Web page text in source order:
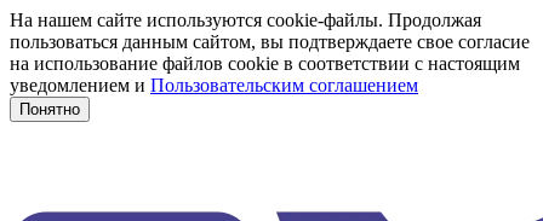
На нашем сайте используются cookie-файлы. Продолжая
пользоваться данным сайтом, вы подтверждаете свое согласие
на использование файлов cookie в соответствии с настоящим
уведомлением и Пользовательским соглашением
Понятно